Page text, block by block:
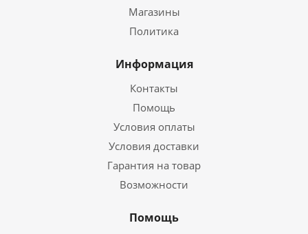
Магазины
Политика
Информация
Контакты
Помощь
Условия оплаты
Условия доставки
Гарантия на товар
Возможности
Помощь